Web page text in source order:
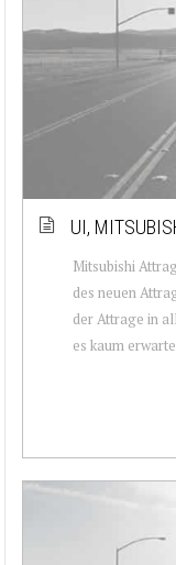
UI,
Mitsubishi
des neuen
der Attrage in
es kaum